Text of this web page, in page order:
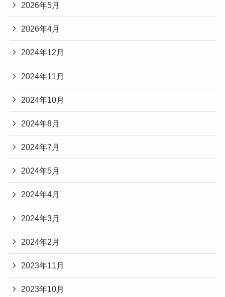
2026年5月
2026年4月
2024年12月
2024年11月
2024年10月
2024年8月
2024年7月
2024年5月
2024年4月
2024年3月
2024年2月
2023年11月
2023年10月